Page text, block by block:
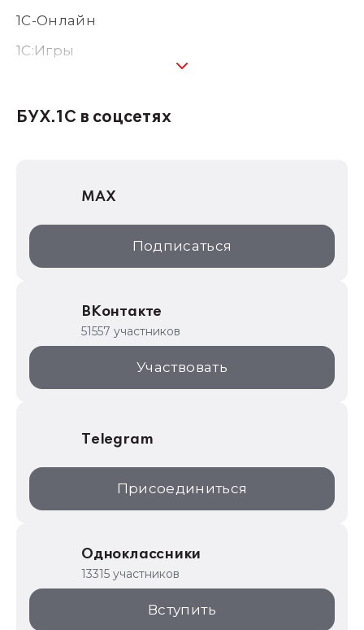
1С-Онлайн
1C:Игры
1С:Консалтинг
1С:Дистрибьюция
1С:Образование
ИТС.1C.ru
1С:Торговая площадка
БУХ.1С в соцсетях
MAX
Подписаться
ВКонтакте
51557 участников
Участвовать
Telegram
Присоединиться
Одноклассники
13315 участников
Вступить